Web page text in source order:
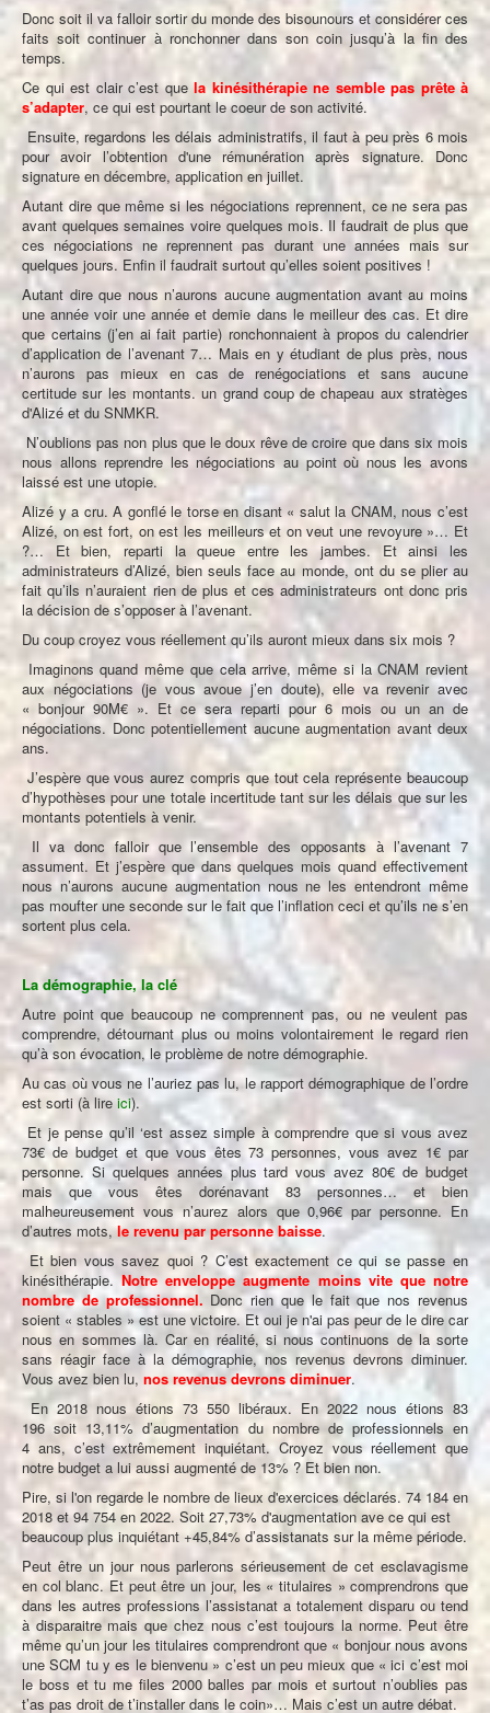
Donc soit il va falloir sortir du monde des bisounours et considérer ces
faits soit continuer à ronchonner dans son coin jusqu’à la fin des
temps.
Ce qui est clair c’est quela kinésithérapie ne semble pas prête à
s’adapter, ce qui est pourtant le coeur de son activité.
Ensuite, regardons les délais administratifs, il faut à peu près 6 mois
pour avoir l’obtention d'une rémunération après signature. Donc
signature en décembre, application en juillet.
Autant dire que même si les négociations reprennent, ce ne sera pas
avant quelques semaines voire quelques mois. Il faudrait de plus que
ces négociations ne reprennent pas durant une années mais sur
quelques jours. Enfin il faudrait surtout qu’elles soient positives !
Autant dire que nous n’aurons aucune augmentation avant au moins
une année voir une année et demie dans le meilleur des cas. Et dire
que certains (j’en ai fait partie) ronchonnaient à propos du calendrier
d’application de l’avenant 7… Mais en y étudiant de plus près, nous
n’aurons pas mieux en cas de renégociations et sans aucune
certitude sur les montants. un grand coup de chapeau aux stratèges
d'Alizé et du SNMKR.
N’oublions pas non plus que le doux rêve de croire que dans six mois
nous allons reprendre les négociations au point où nous les avons
laissé est une utopie.
Alizé y a cru. A gonflé le torse en disant « salut la CNAM, nous c’est
Alizé, on est fort, on est les meilleurs et on veut une revoyure »… Et
?… Et bien, reparti la queue entre les jambes. Et ainsi les
administrateurs d’Alizé, bien seuls face au monde, ont du se plier au
fait qu’ils n’auraient rien de plus et ces administrateurs ont donc pris
la décision de s’opposer à l’avenant.
Du coup croyez vous réellement qu’ils auront mieux dans six mois ?
Imaginons quand même que cela arrive, même si la CNAM revient
aux négociations (je vous avoue j’en doute), elle va revenir avec
« bonjour 90M€ ». Et ce sera reparti pour 6 mois ou un an de
négociations. Donc potentiellement aucune augmentation avant deux
ans.
J’espère que vous aurez compris que tout cela représente beaucoup
d’hypothèses pour une totale incertitude tant sur les délais que sur les
montants potentiels à venir.
Il va donc falloir que l’ensemble des opposants à l’avenant 7
assument. Et j’espère que dans quelques mois quand effectivement
nous n’aurons aucune augmentation nous ne les entendront même
pas moufter une seconde sur le fait que l’inflation ceci et qu’ils ne s’en
sortent plus cela.
La démographie, la clé
Autre point que beaucoup ne comprennent pas, ou ne veulent pas
comprendre, détournant plus ou moins volontairement le regard rien
qu’à son évocation, le problème de notre démographie.
Au cas où vous ne l’auriez pas lu, le rapport démographique de l’ordre
est sorti (à lire ici).
Et je pense qu’il ‘est assez simple à comprendre que si vous avez
73€ de budget et que vous êtes 73 personnes, vous avez 1€ par
personne. Si quelques années plus tard vous avez 80€ de budget
mais que vous êtes dorénavant 83 personnes… et bien
malheureusement vous n’aurez alors que 0,96€ par personne. En
d’autres mots,le revenu par personne baisse.
Et bien vous savez quoi ? C’est exactement ce qui se passe en
kinésithérapie.Notre enveloppe augmente moins vite que notre
nombre de professionnel. Donc rien que le fait que nos revenus
soient « stables » est une victoire. Et oui je n'ai pas peur de le dire car
nous en sommes là. Car en réalité, si nous continuons de la sorte
sans réagir face à la démographie, nos revenus devrons diminuer.
Vous avez bien lu, nos revenus devrons diminuer.
En 2018 nous étions 73 550 libéraux. En 2022 nous étions 83
196 soit 13,11% d’augmentation du nombre de professionnels en
4 ans, c’est extrêmement inquiétant. Croyez vous réellement que
notre budget a lui aussi augmenté de 13% ? Et bien non.
Pire, si l'on regarde le nombre de lieux d'exercices déclarés. 74 184 en
2018 et 94 754 en 2022. Soit 27,73% d'augmentation ave ce qui est
beaucoup plus inquiétant +45,84% d’assistanats sur la même période.
Peut être un jour nous parlerons sérieusement de cet esclavagisme
en col blanc. Et peut être un jour, les « titulaires » comprendrons que
dans les autres professions l’assistanat a totalement disparu ou tend
à disparaitre mais que chez nous c’est toujours la norme. Peut être
même qu’un jour les titulaires comprendront que « bonjour nous avons
une SCM tu y es le bienvenu » c’est un peu mieux que « ici c’est moi
le boss et tu me files 2000 balles par mois et surtout n’oublies pas
t’as pas droit de t’installer dans le coin»… Mais c’est un autre débat.